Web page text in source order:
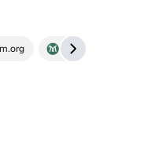
gramota.ru